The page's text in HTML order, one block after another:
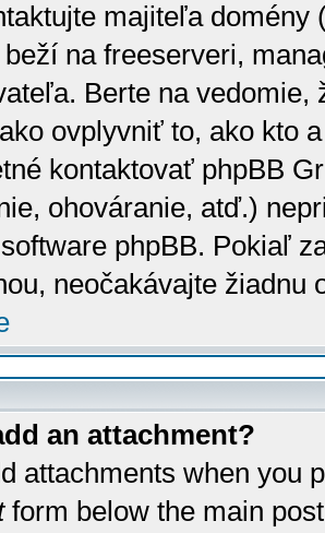
majiteľa
na freeserveri,
Berte na vedomie,
ovplyvniť to, ako kto
kontaktovať phpBB
ohováranie, atď.)
phpBB. Pokiaľ
neočakávajte žiadnu
an attachment?
attachments when you
form below the main